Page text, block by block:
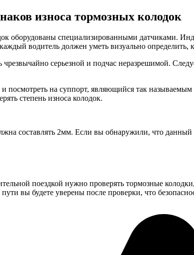
износа тормозных колодок
оборудованы специализированными датчиками.
водитель должен уметь визуально определить,
серьезной и подчас неразрешимой.
посмотреть на суппорт, являющийся так
степень износа колодок.
составлять 2мм. Если вы обнаружили, что данный
поездкой нужно проверять тормозные
вы будете уверены после проверки, что